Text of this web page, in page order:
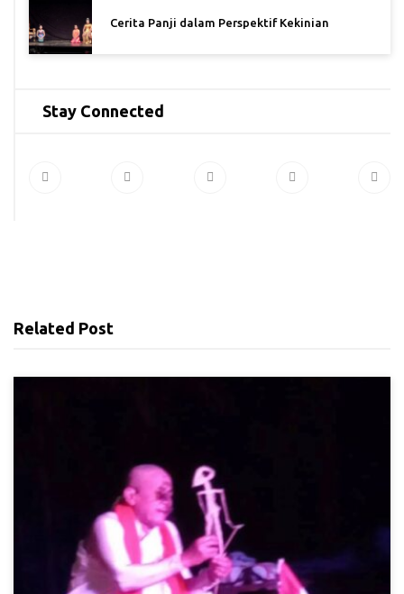
Cerita Panji dalam Perspektif Kekinian
Stay Connected
Related Post